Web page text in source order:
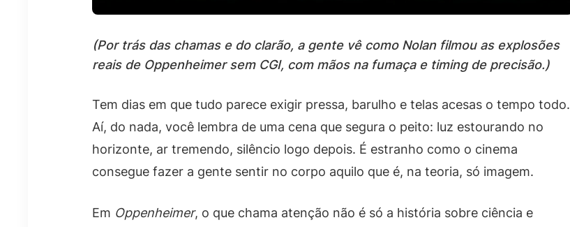
(Por trás das chamas e do clarão, a gente vê como Nolan filmou as explosões
reais de Oppenheimer sem CGI, com mãos na fumaça e timing de precisão.)
Tem dias em que tudo parece exigir pressa, barulho e telas acesas o tempo todo.
Aí, do nada, você lembra de uma cena que segura o peito: luz estourando no
horizonte, ar tremendo, silêncio logo depois. É estranho como o cinema
consegue fazer a gente sentir no corpo aquilo que é, na teoria, só imagem.
Em Oppenheimer, o que chama atenção não é só a história sobre ciência e